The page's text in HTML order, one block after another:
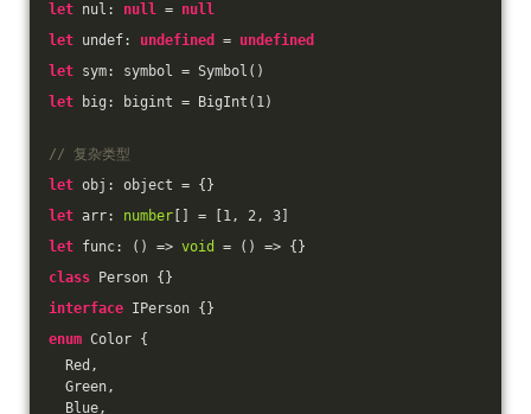
let nul: null = null
let undef: undefined = undefined
let sym: symbol = Symbol()
let big: bigint = BigInt( 1)
// 复杂类型
let obj: object = {}
let arr: number [] = [ 1, 2, 3
let func: () => void = () => {}
class Person {}
interface IPerson {}
enum Color {
Red,
Green,
Blue,